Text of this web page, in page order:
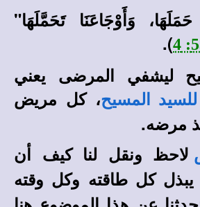
وَأَوْجَاعَنَا تَحَمَّلَهَا"
).
ليشفي المرضى يعني
للسيد المسيح، كل مريض
مرضه.
لاحظ ونقل لنا كيف أن
يبذل كل طاقته وكل وقته